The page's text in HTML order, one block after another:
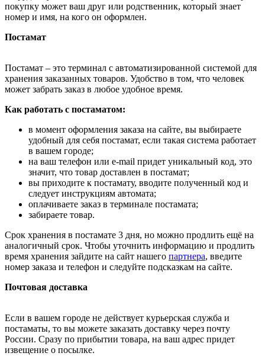
покупку может ваш друг или родственник, который знает
номер и имя, на кого он оформлен.
Постамат
Постамат – это терминал с автоматизированной системой для
хранения заказанных товаров. Удобство в том, что человек
может забрать заказ в любое удобное время.
Как работать с постаматом:
в момент оформления заказа на сайте, вы выбираете
удобный для себя постамат, если такая система работает
в вашем городе;
на ваш телефон или e-mail придет уникальный код, это
значит, что товар доставлен в постамат;
вы приходите к постамату, вводите полученный код и
следует инструкциям автомата;
оплачиваете заказ в терминале постамата;
забираете товар.
Срок хранения в постамате 3 дня, но можно продлить ещё на
аналогичный срок. Чтобы уточнить информацию и продлить
время хранения зайдите на сайт нашего партнера, введите
номер заказа и телефон и следуйте подсказкам на сайте.
Почтовая доставка
Если в вашем городе не действует курьерская служба и
постаматы, то вы можете заказать доставку через почту
России. Сразу по прибытии товара, на ваш адрес придет
извещение о посылке.